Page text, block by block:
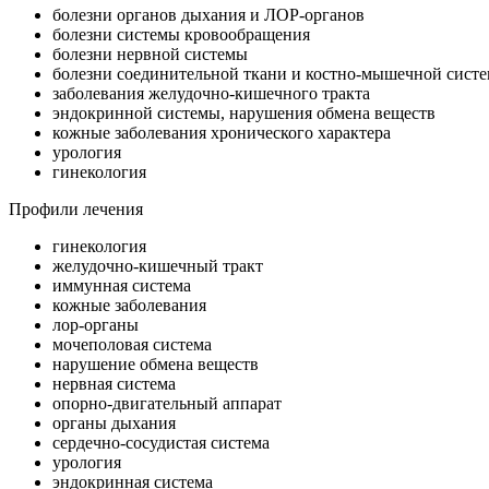
болезни органов дыхания и ЛОР-органов
болезни системы кровообращения
болезни нервной системы
болезни соединительной ткани и костно-мышечной
заболевания желудочно-кишечного тракта
эндокринной системы, нарушения обмена веществ
кожные заболевания хронического характера
урология
гинекология
Профили лечения
гинекология
желудочно-кишечный тракт
иммунная система
кожные заболевания
лор-органы
мочеполовая система
нарушение обмена веществ
нервная система
опорно-двигательный аппарат
органы дыхания
сердечно-сосудистая система
урология
эндокринная система